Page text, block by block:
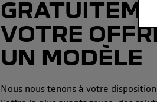
VOTRE
UN MODÈLE
Nous nous tenons à votre